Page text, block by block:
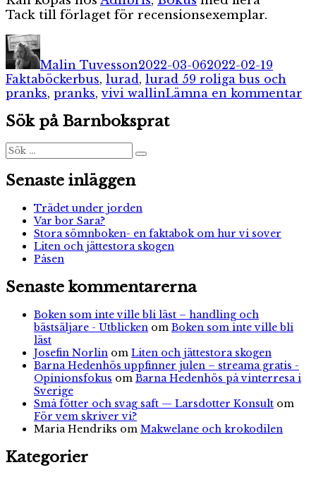
Tack till förlaget för recensionsexemplar.
Författare
Malin Tuvesson2022-03-062022-02-19
FaktaböckerEtiketter
bus, lurad, lurad 59 roliga bus och
pranks, pranks,vivi wallinLämna en kommentar
Sök på Barnboksprat
Sök
efter:
Sök
Senaste inläggen
Trädet under jorden
Var bor Sara?
Stora sömnboken- en faktabok om hur vi sover
Liten och jättestora skogen
Påsen
Senaste kommentarerna
Boken som inte ville bli läst – handling och
bästsäljare - Utblicken om Boken som inte ville bli
läst
Josefin Norlin om Liten och jättestora skogen
Barna Hedenhös uppfinner julen – streama gratis -
Opinionsfokus om Barna Hedenhös på vinterresa i
Sverige
Små fötter och svag saft — Larsdotter Konsult om
För vem skriver vi?
Maria Hendriks om Makwelane och krokodilen
Kategorier